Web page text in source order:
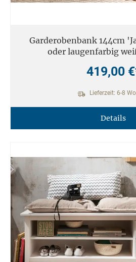
Garderobenbank 144cm
oder laugenfarbig
419,00
Lieferzeit: 6-8
Details